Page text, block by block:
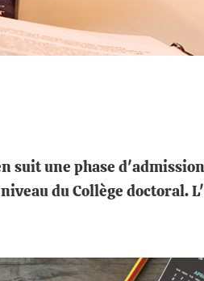
suit une phase
du Collège doctoral.